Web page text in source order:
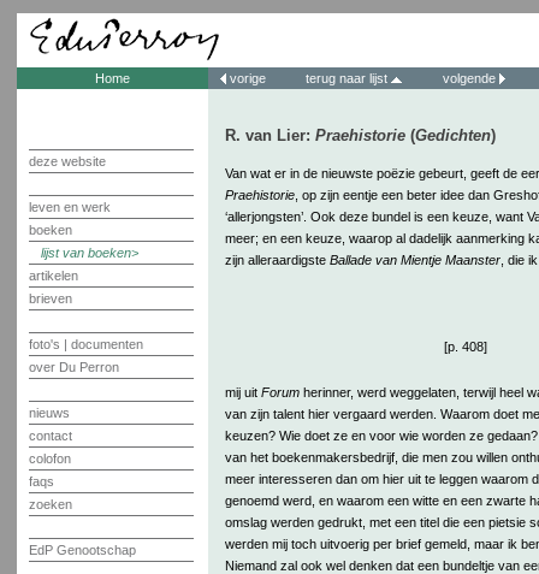
Home
deze website
leven en werk
boeken
lijst van boeken
artikelen
brieven
foto's | documenten
over Du Perron
nieuws
contact
colofon
faqs
zoeken
EdP Genootschap
vorige terug naar lijst volgende
R. van Lier: Praehistorie(Gedichten)
Van wat er in de nieuwste poëzie gebeurt, geeft de
Praehistorie, op zijn eentje een beter idee dan
‘allerjongsten’. Ook deze bundel is een keuze, want
meer; en een keuze, waarop al dadelijk aanmerking
zijn alleraardigste Ballade van Mientje Maanster, die ik
[p. 408]
mij uit Forumherinner, werd weggelaten, terwijl heel
van zijn talent hier vergaard werden. Waarom doet
keuzen? Wie doet ze en voor wie worden ze
van het boekenmakersbedrijf, die men zou willen
meer interesseren dan om hier uit te leggen waarom
genoemd werd, en waarom een witte en een zwarte
omslag werden gedrukt, met een titel die een pietsie
werden mij toch uitvoerig per brief gemeld, maar ik
Niemand zal ook wel denken dat een bundeltje van